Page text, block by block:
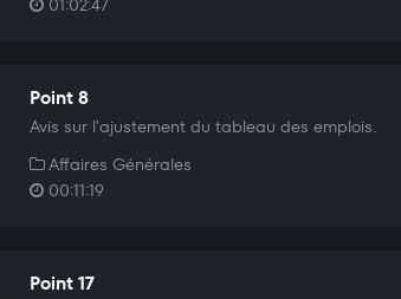
01:02:47
Point 8
Avis sur l'ajustement du tableau des emplois.
Affaires Générales
00:11:19
Point 17